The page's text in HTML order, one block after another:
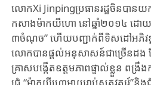
លោក​Xi Jinpingប្រធានរដ្ឋ​ចិន​បាន​យ
កសាង​ម៉ាកយីហោ​ ​នៅ​ឆ្នាំ​២០១៤ ដោយ​ប
៣ចំណុច”​ ​ហើយ​បញ្ជាក់​ពី​ទិសដៅ​អភិវ
លោក​បាន​ផ្តល់អនុសាសន៍​ជា​ច្រើន​ដ
គ្រាស​បង្កើត​ឧត្តមភាព​ផ្ទាល់ខ្លួន ​ព
ជ្រំ “ម៉ាកយីហោ​អាយុ​រាប់​សតវត្សរ៍”​និ